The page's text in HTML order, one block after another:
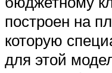
построен на
которую
для этой